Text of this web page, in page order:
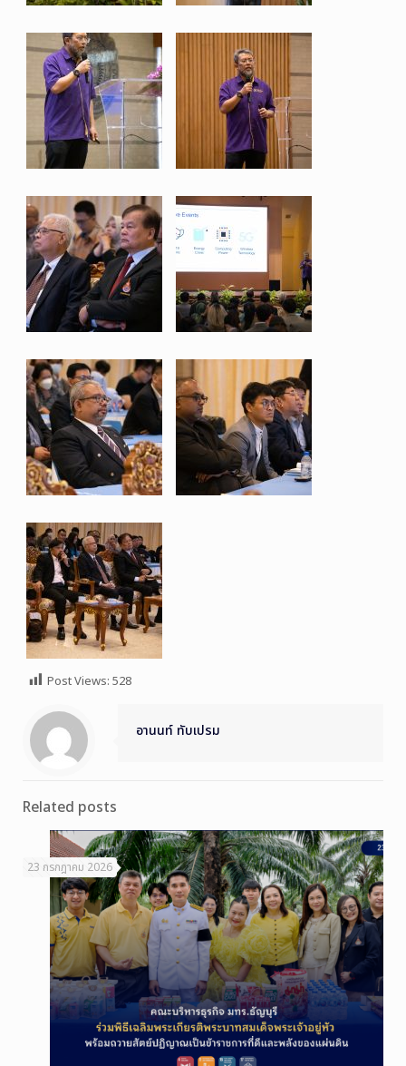
Post Views: 528
อานนท์ ทับเปรม
Related posts
23 กรกฎาคม 2026